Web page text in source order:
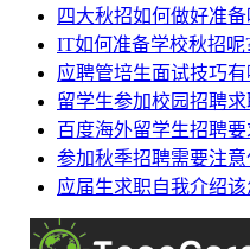
四大秋招如何做好准备
IT如何准备学校秋招呢
应聘管培生面试技巧有
留学生参加校园招聘求
百度海外留学生招聘
参加秋季招聘需要注意
应届生求职自我介绍该